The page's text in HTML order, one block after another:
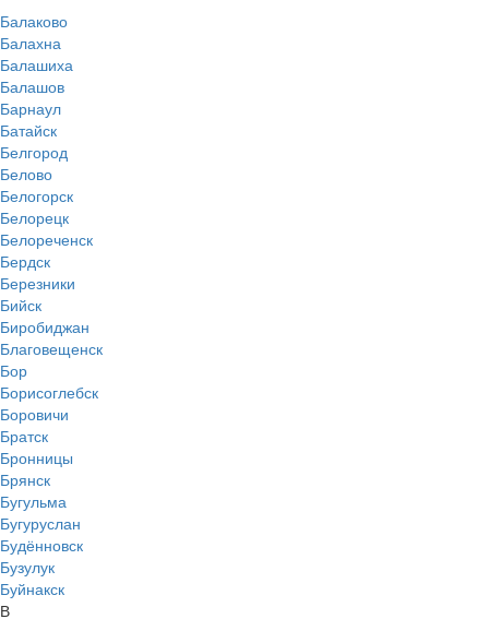
Балаково
Балахна
Балашиха
Балашов
Барнаул
Батайск
Белгород
Белово
Белогорск
Белорецк
Белореченск
Бердск
Березники
Бийск
Биробиджан
Благовещенск
Бор
Борисоглебск
Боровичи
Братск
Бронницы
Брянск
Бугульма
Бугуруслан
Будённовск
Бузулук
Буйнакск
В